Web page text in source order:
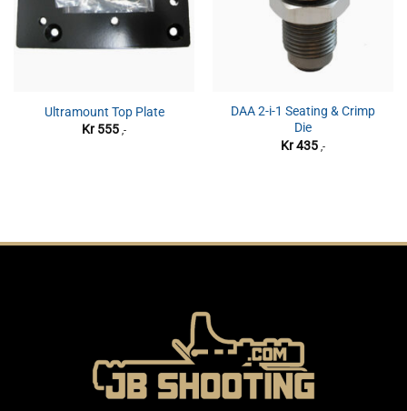
Ultramount Top Plate
Kr555 ,-
DAA 2-i-1 Seating & Crimp
Die
Kr435 ,-